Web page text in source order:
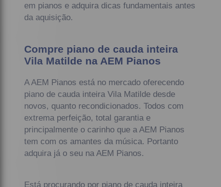
em pianos e adquira dicas fundamentais antes
da aquisição.
Compre piano de cauda inteira
Vila Matilde na AEM Pianos
A AEM Pianos está no mercado oferecendo
piano de cauda inteira Vila Matilde desde
novos, quanto recondicionados. Todos com
extrema perfeição, total garantia e
principalmente o carinho que a AEM Pianos
tem com os amantes da música. Portanto
adquira já o seu na AEM Pianos.
Está procurando por piano de cauda inteira